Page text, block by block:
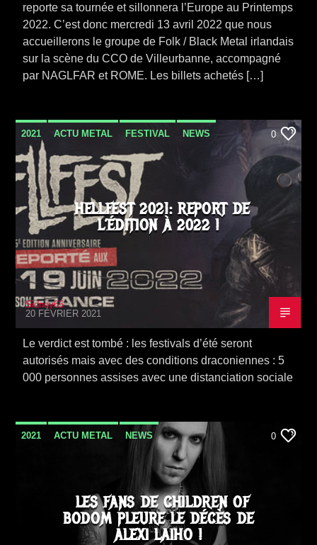
reporte sa tournée et sillonnera l’Europe au Printemps
2022. C’est donc mercredi 13 avril 2022 que nous
accueillerons le groupe de Folk / Black Metal irlandais
sur la scène du CCO de Villeurbanne, accompagné
par NAGLFAR et ROME. Les billets achetés […]
2021 ACTU METAL FESTIVAL NEWS 0
HELLFEST 2021: REPORT DE
L’ÉDITION À 2022 !
Sidney65
20 FÉVRIER 2021
Le verdict est tombé : les festivals d’été seront
autorisés mais avec des conditions draconiennes : 5
000 personnes assises avec une distanciation sociale
2021 ACTU METAL NEWS 0
LES FANS DE CHILDREN OF
BODOM PLEURE LE DÉCÈS DE
ALEXI LAIHO !